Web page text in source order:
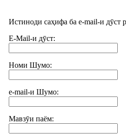
Истиноди саҳифа ба e-mail-и дӯст
E-Mail-и дӯст:
Номи Шумо:
e-mail-и Шумо:
Мавзӯи паём: